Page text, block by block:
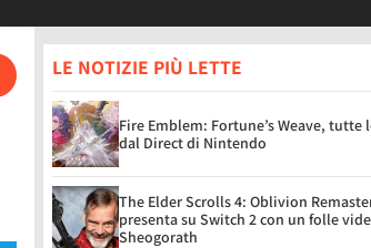
LE NOTIZIE PIÙ LETTE
Fire Emblem: Fortune’s Weave, tutte
dal Direct di Nintendo
The Elder Scrolls 4: Oblivion
presenta su Switch 2 con un folle
Sheogorath